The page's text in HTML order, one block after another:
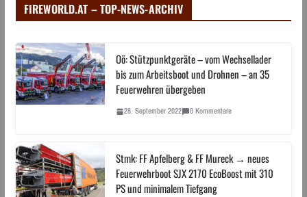
FIREWORLD.AT – TOP-NEWS-ARCHIV
Oö: Stützpunktgeräte – vom Wechsellader
bis zum Arbeitsboot und Drohnen – an 35
Feuerwehren übergeben
28. September 2022 0 Kommentare
Stmk: FF Apfelberg & FF Mureck → neues
Feuerwehrboot SJX 2170 EcoBoost mit 310
PS und minimalem Tiefgang